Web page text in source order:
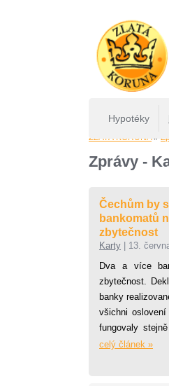
Hypotéky
ZLATÁ KORUNA»
Zprávy -
Čechům by
bankomatů
zbytečnost
Karty 13.
Dva a více
zbytečnost.
banky
všichni
fungovaly
bance patří.
celý článek »